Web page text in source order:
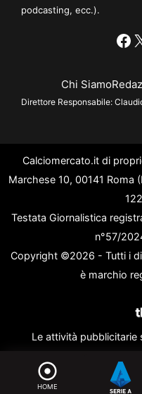
podcasting, ecc.).
X
Chi Siamo
Direttore Responsabile:
Calciomercato.it di
Marchese 10, 00141 Roma
Testata Giornalistica
n°57/
Copyright ©2026 - Tutti i
è marchio
Le attività
HOME